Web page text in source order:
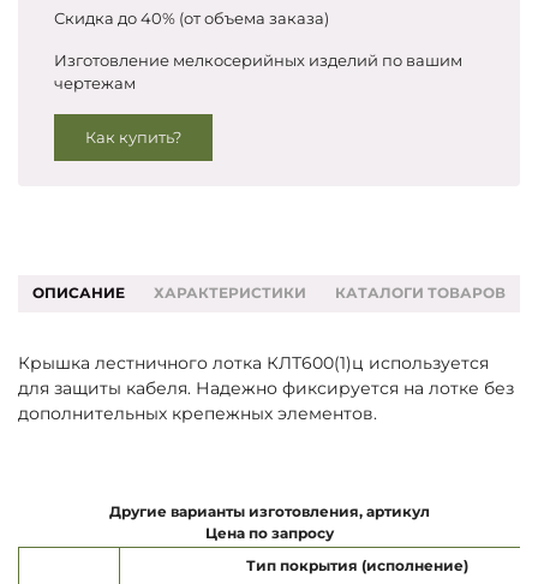
Скидка до 40% (от объема заказа)
Изготовление мелкосерийных изделий по вашим
чертежам
Как купить?
ОПИСАНИЕ ХАРАКТЕРИСТИКИ КАТАЛОГИ ТОВАРОВ
Крышка лестничного лотка КЛТ600(1)ц используется
для защиты кабеля. Надежно фиксируется на лотке без
дополнительных крепежных элементов.
Другие варианты изготовления, артикул
Цена по запросу
Тип покрытия (исполнение)